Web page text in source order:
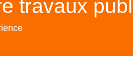
travaux